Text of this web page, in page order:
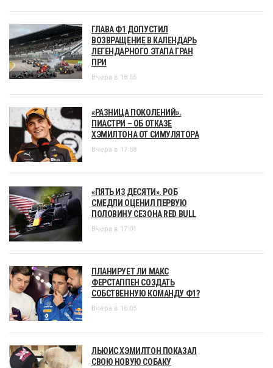
ГЛАВА Ф1 ДОПУСТИЛ
ВОЗВРАЩЕНИЕ В КАЛЕНДАРЬ
ЛЕГЕНДАРНОГО ЭТАПА ГРАН
ПРИ
Вчера в 18:55
«РАЗНИЦА ПОКОЛЕНИЙ».
ПИАСТРИ – ОБ ОТКАЗЕ
ХЭМИЛТОНА ОТ СИМУЛЯТОРА
Вчера в 17:58
«ПЯТЬ ИЗ ДЕСЯТИ». РОБ
СМЕДЛИ ОЦЕНИЛ ПЕРВУЮ
ПОЛОВИНУ СЕЗОНА RED BULL
Вчера в 17:01
ПЛАНИРУЕТ ЛИ МАКС
ФЕРСТАППЕН СОЗДАТЬ
СОБСТВЕННУЮ КОМАНДУ Ф1?
Вчера в 16:05
ЛЬЮИС ХЭМИЛТОН ПОКАЗАЛ
СВОЮ НОВУЮ СОБАКУ